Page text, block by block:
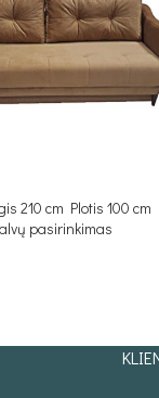
210 cm Plotis 100 cm
pasirinkimas